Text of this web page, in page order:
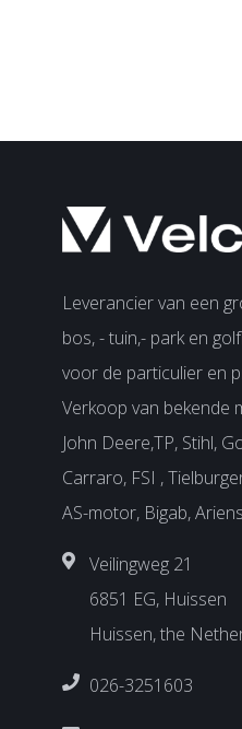
Leverancier van een
bos, - tuin,- park en
voor de particulier en
Verkoop van bekende
John Deere,TP, Stihl,
Carraro, FSI ,
AS-motor, Bigab,
Veilingweg 21
6851 EG, Huissen
Huissen, the
026-3251603